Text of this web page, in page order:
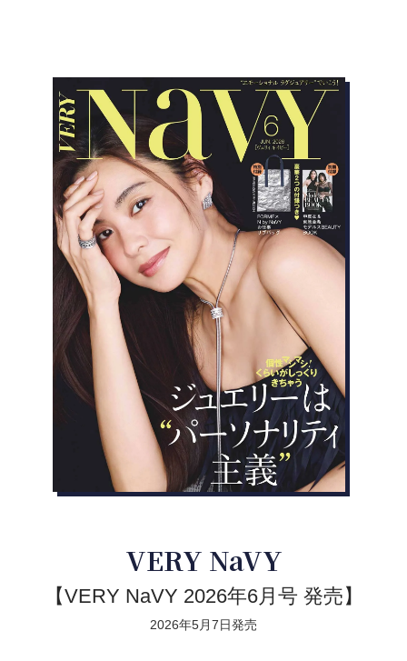
VERY NaVY
【VERY NaVY 2026年6月号 発売】
2026年5月7日発売